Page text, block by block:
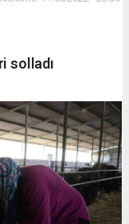
solladı